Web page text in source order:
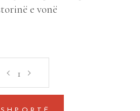
e vonë